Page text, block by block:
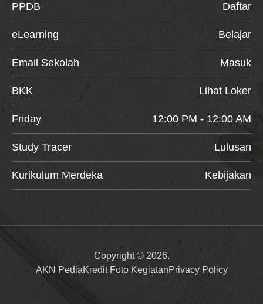
PPDB Daftar
eLearning Belajar
Email Sekolah Masuk
BKK Lihat Loker
Friday 12:00 PM - 12:00 AM
Study Tracer Lulusan
Kurikulum Merdeka Kebijakan
Copyright © 2026.
AKN PediaKredit Foto KegiatanPrivacy Policy